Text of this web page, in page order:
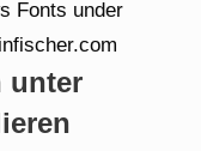
unter